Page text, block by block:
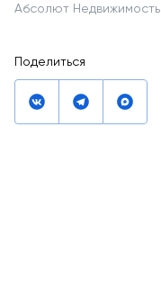
Абсолют Недвижимость
Поделиться